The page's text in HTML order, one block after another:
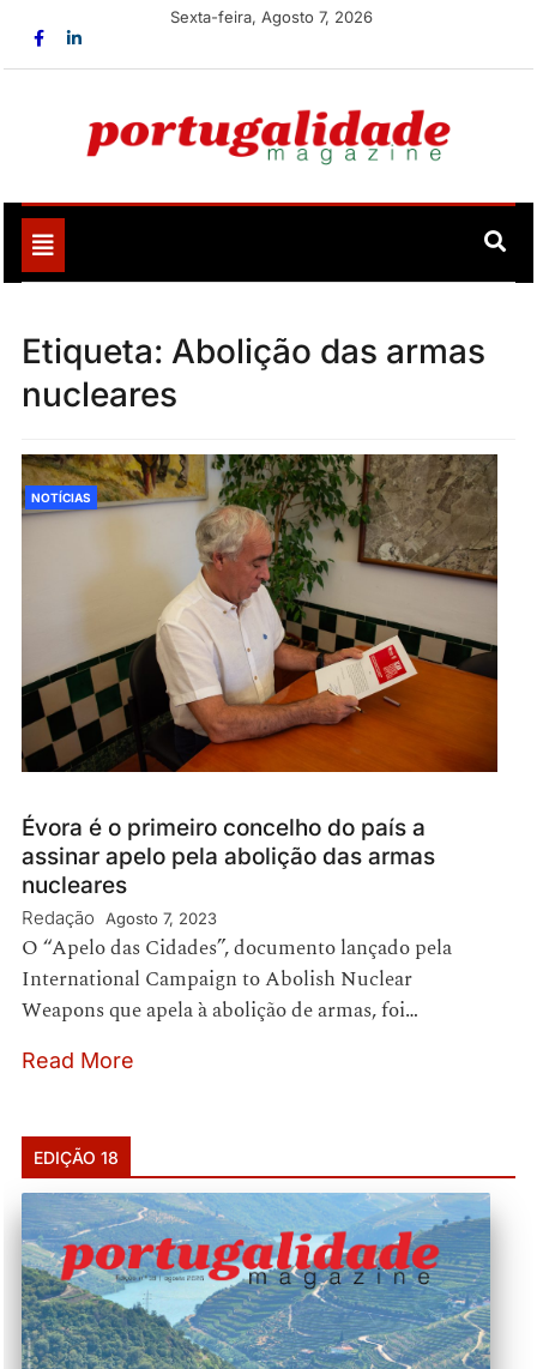
Sexta-feira, Agosto 7, 2026
Portugalidade
Toggle
navigation
Etiqueta: Abolição das armas
nucleares
NOTÍCIAS
Évora é o primeiro concelho do país a
assinar apelo pela abolição das armas
nucleares
Redação Agosto 7, 2023
O “Apelo das Cidades”, documento lançado pela
International Campaign to Abolish Nuclear
Weapons que apela à abolição de armas, foi…
Read More
EDIÇÃO 18